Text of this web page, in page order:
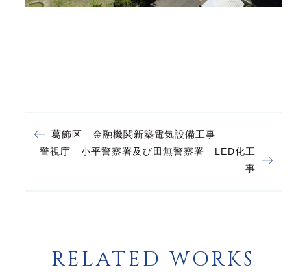
葛飾区 金融機関新築電気設備工事
警視庁 小平警察署及び田無警察署 LED化工
事
RELATED WORKS